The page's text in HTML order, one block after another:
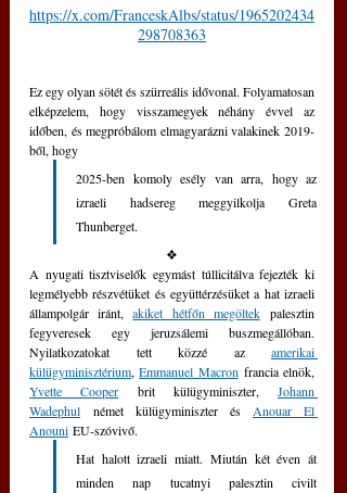
https://x.com/FranceskAlbs/status/1965202434
298708363
Ez egy olyan sötét és szürreális idővonal. Folyamatosan
elképzelem, hogy visszamegyek néhány évvel az
időben, és megpróbálom elmagyarázni valakinek 2019-
ből, hogy
2025-ben komoly esély van arra, hogy az
izraeli hadsereg meggyilkolja Greta
Thunberget.
❖
A nyugati tisztviselők egymást túllicitálva fejezték ki
legmélyebb részvétüket és együttérzésüket a hat izraeli
állampolgár iránt, akiket hétfőn megöltek palesztin
fegyveresek egy jeruzsálemi buszmegállóban.
Nyilatkozatokat tett közzé az amerikai
külügyminisztérium, Emmanuel Macron
Yvette Cooper brit külügyminiszter, Johann
Wadephul német külügyminiszter és Anouar El
Anouni EU-szóvivő.
Hat halott izraeli miatt. Miután két éven át
minden nap tucatnyi palesztin civilt